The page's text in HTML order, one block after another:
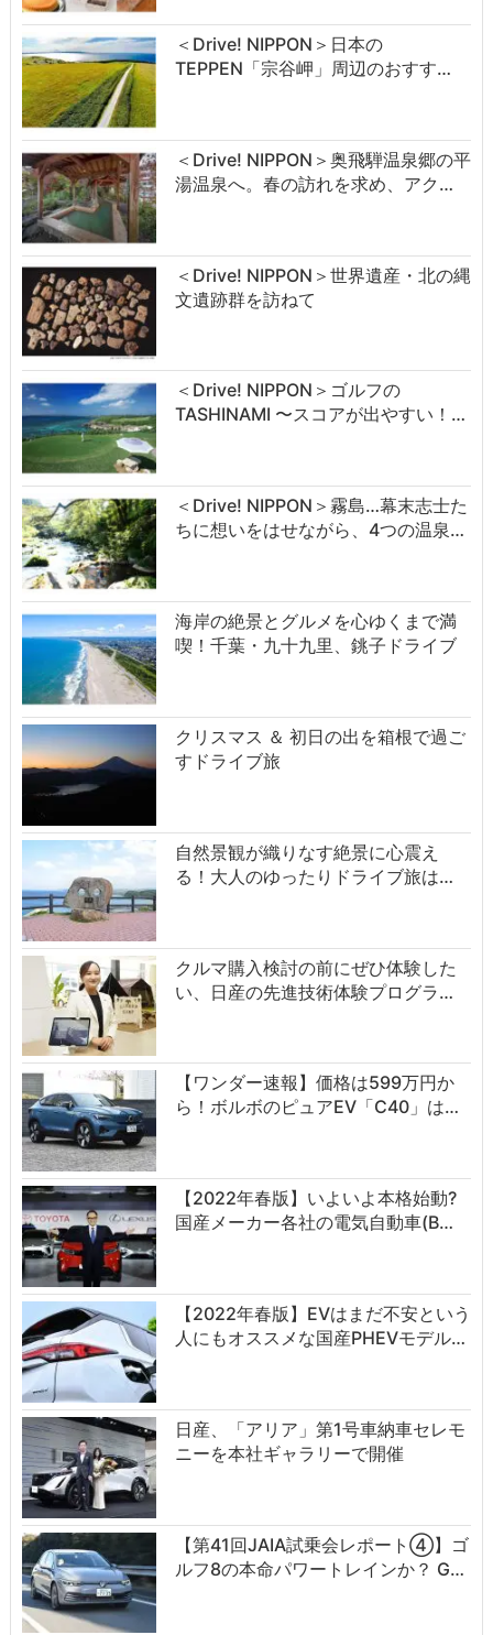
＜Drive! NIPPON＞日本の
TEPPEN「宗谷岬」周辺のおすす…
＜Drive! NIPPON＞奥飛騨温泉郷の平
湯温泉へ。春の訪れを求め、アク…
＜Drive! NIPPON＞世界遺産・北の縄
文遺跡群を訪ねて
＜Drive! NIPPON＞ゴルフの
TASHINAMI 〜スコアが出やすい！…
＜Drive! NIPPON＞霧島…幕末志士た
ちに想いをはせながら、4つの温泉…
海岸の絶景とグルメを心ゆくまで満
喫！千葉・九十九里、銚子ドライブ
クリスマス ＆ 初日の出を箱根で過ご
すドライブ旅
自然景観が織りなす絶景に心震え
る！大人のゆったりドライブ旅は…
クルマ購入検討の前にぜひ体験した
い、日産の先進技術体験プログラ…
【ワンダー速報】価格は599万円か
ら！ボルボのピュアEV「C40」は…
【2022年春版】いよいよ本格始動?
国産メーカー各社の電気自動車(B…
【2022年春版】EVはまだ不安という
人にもオススメな国産PHEVモデル…
日産、「アリア」第1号車納車セレモ
ニーを本社ギャラリーで開催
【第41回JAIA試乗会レポート④】ゴ
ルフ8の本命パワートレインか？ G…